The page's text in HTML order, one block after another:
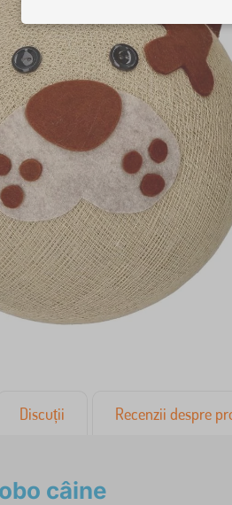
Discuții Recenzii despre
câine